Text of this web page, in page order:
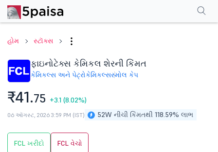
હોમ સ્ટૉક્સ
ફાઇનોટેક્સ કેમિકલ શેરની કિંમત
કેમિકલ્સ અને પેટ્રોકેમિકલ્સસ્મોલ કેપ
₹41.75 +3.1 (8.02%)
52W નીચી કિંમતથી 118.59% લાભ
06 ઑગસ્ટ, 2026 3:59 PM (IST)
FCL ખરીદો FCL વેચો
પરફોર્મન્સફાઇનાન્શિયલ્સ વધુ